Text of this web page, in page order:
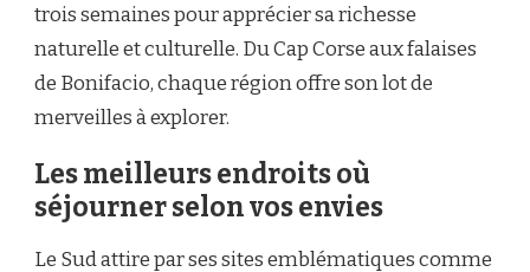
trois semaines pour apprécier sa richesse
naturelle et culturelle. Du Cap Corse aux falaises
de Bonifacio, chaque région offre son lot de
merveilles à explorer.
Les meilleurs endroits où
séjourner selon vos envies
Le Sud attire par ses sites emblématiques comme